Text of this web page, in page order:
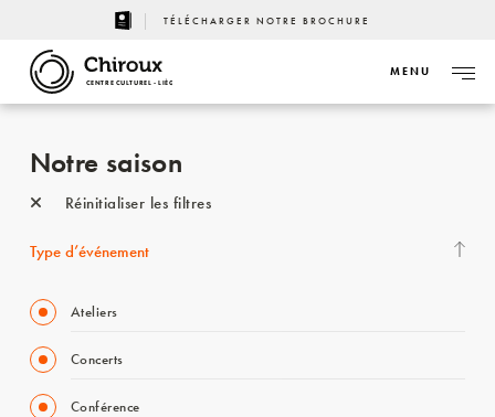
TÉLÉCHARGER NOTRE BROCHURE
CENTRE CULTUREL - LIÈGE
MENU
Notre saison
Réinitialiser les filtres
Type d’événement
Ateliers
Concerts
Conférence